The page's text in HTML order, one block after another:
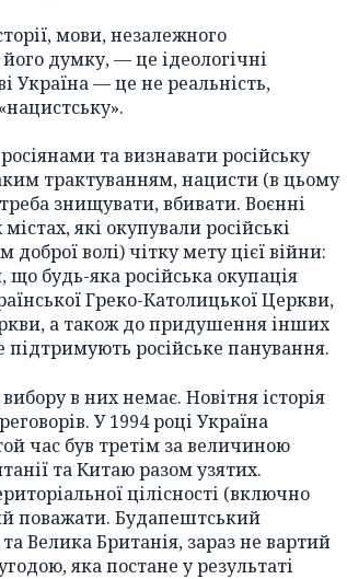
мови, незалежного
його думку, — це ідеологічні
Україна — це не реальність,
та визнавати російську
трактуванням, нацисти (в цьому
знищувати, вбивати. Воєнні
які окупували російські
волі) чітку мету цієї війни:
будь-яка російська окупація
Греко-Католицької Церкви,
а також до придушення інших
підтримують російське панування.
в них немає. Новітня історія
У 1994 році Україна
час був третім за величиною
та Китаю разом узятих.
цілісності (включно
поважати. Будапештський
Велика Британія, зараз не вартий
яка постане у результаті